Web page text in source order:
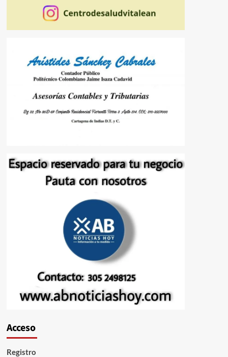
Acceso
Registro